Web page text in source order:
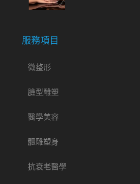
服務項目
微整形
臉型雕塑
醫學美容
體雕塑身
抗衰老醫學